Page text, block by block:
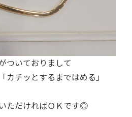
ついておりまして
チッとするまではめる」
ただければＯＫです◎